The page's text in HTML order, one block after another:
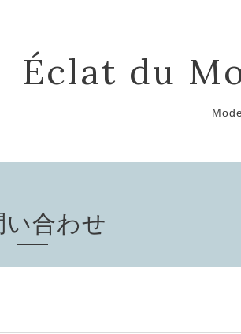
Éclat du
い合わせ